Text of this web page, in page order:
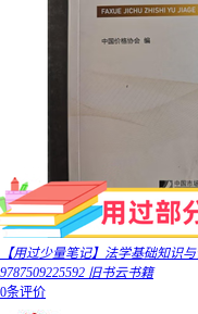
【用过少量笔记】法学基础知识
9787509225592 旧书云书籍
0条评价